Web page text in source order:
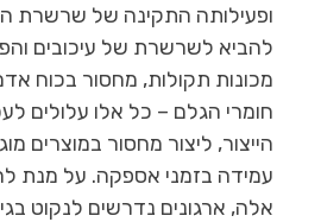
ופעילותה התקינה של שרשרת
להביא לשרשרת של עיכובים
מכונות תקולות, מחסור בכוח
חומרי הגלם – כל אלו עלולים
הייצור, ליצור מחסור במוצרים
עמידה בזמני אספקה. על מנת
אלה, ארגונים נדרשים לנקוט